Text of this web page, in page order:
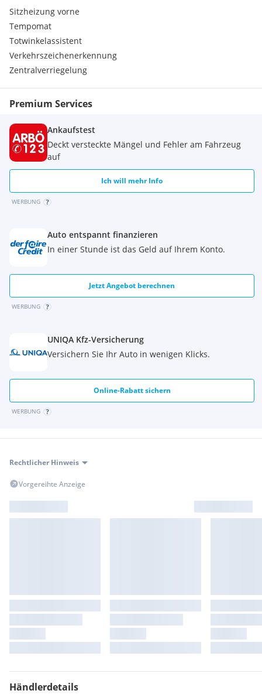
Sitzheizung vorne
Tempomat
Totwinkelassistent
Verkehrszeichenerkennung
Zentralverriegelung
Premium Services
Ankaufstest
Deckt versteckte Mängel und Fehler am Fahrzeug
auf
Ich will mehr Info
WERBUNG
Auto entspannt finanzieren
In einer Stunde ist das Geld auf Ihrem Konto.
Jetzt Angebot berechnen
WERBUNG
UNIQA Kfz-Versicherung
Versichern Sie Ihr Auto in wenigen Klicks.
Online-Rabatt sichern
WERBUNG
Rechtlicher Hinweis
Vorgereihte Anzeige
Händlerdetails